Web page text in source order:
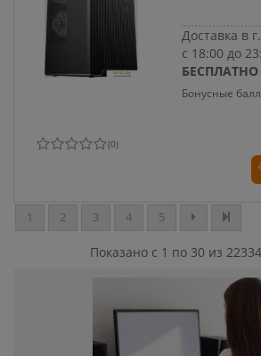
Доставка в
с 18:00 до
БЕСПЛАТНО
Бонусные
(0)
1 2 3 4 5
Показано с 1 по 30 из